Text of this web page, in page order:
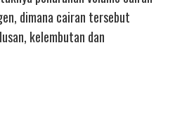
dimana cairan tersebut
kelembutan dan